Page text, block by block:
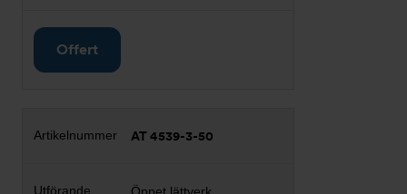
Offert
AT 4539-3-50